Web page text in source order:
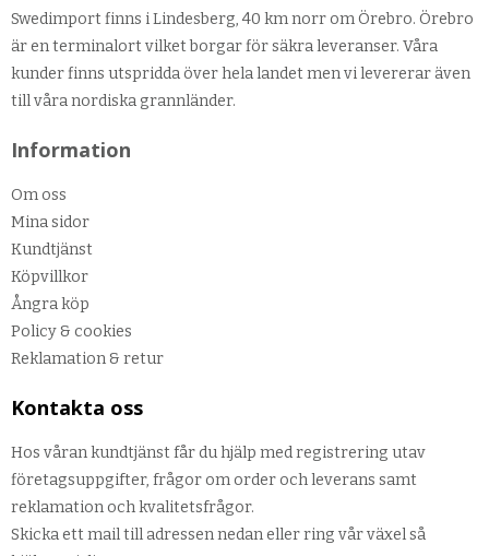
Swedimport finns i Lindesberg, 40 km norr om Örebro. Örebro
är en terminalort vilket borgar för säkra leveranser. Våra
kunder finns utspridda över hela landet men vi levererar även
till våra nordiska grannländer.
Information
Om oss
Mina sidor
Kundtjänst
Köpvillkor
Ångra köp
Policy & cookies
Reklamation & retur
Kontakta oss
Hos våran kundtjänst får du hjälp med registrering utav
företagsuppgifter, frågor om order och leverans samt
reklamation och kvalitetsfrågor.
Skicka ett mail till adressen nedan eller ring vår växel så